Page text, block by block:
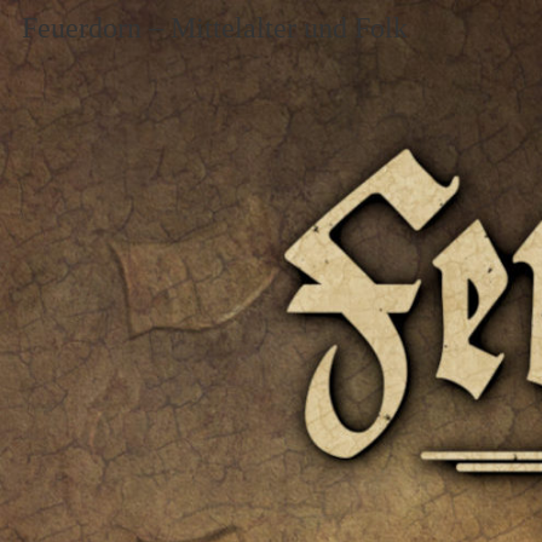
Feuerdorn – Mittelalter und Folk